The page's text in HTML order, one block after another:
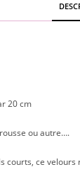
20 cm
ou autre….
courts, ce